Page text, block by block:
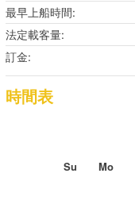
最早上船時間:
法定載客量:
訂金:
時間表
Su Mo